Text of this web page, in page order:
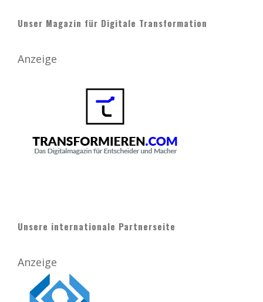
Unser Magazin für Digitale Transformation
Anzeige
Unsere internationale Partnerseite
Anzeige